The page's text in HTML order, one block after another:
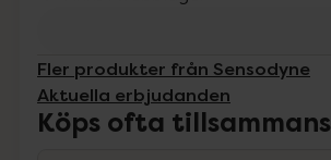
Fler produkter från Sensodyne
Aktuella erbjudanden
Köps ofta tillsammans